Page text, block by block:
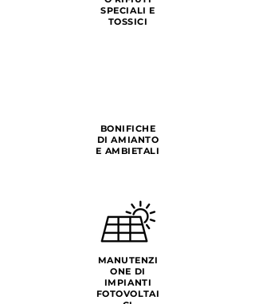
SPECIALI E
TOSSICI
BONIFICHE
DI AMIANTO
E AMBIETALI
MANUTENZI
ONE DI
IMPIANTI
FOTOVOLTAI